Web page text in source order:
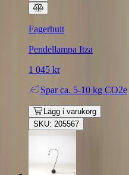
Fagerhult
Pendellampa Itza
1 045 kr
Spar ca. 5-10 kg CO2e
Lägg i varukorg
SKU: 205567